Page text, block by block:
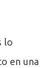
lo
en una